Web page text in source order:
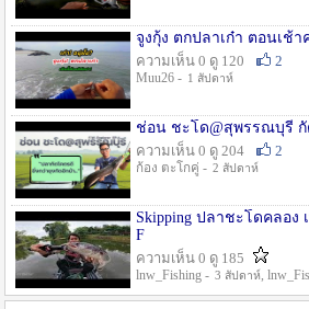
จูงกุ้ง ตกปลาเก๋า ตอนเช้า
ความเห็น 0 ดู 120
2
Muu26 - 1 สัปดาห์
ช่อน ชะโด@สุพรรณบุรี กั
ความเห็น 0 ดู 204
2
ก้อง ตะโกคู่ - 2 สัปดาห์
Skipping ปลาชะโดคลอง
F
ความเห็น 0 ดู 185
lnw_Fishing - 3 สัปดาห์,